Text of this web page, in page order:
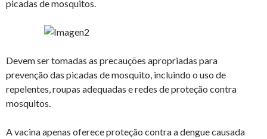
picadas de mosquitos.
Devem ser tomadas as precauções apropriadas para
prevenção das picadas de mosquito, incluindo o uso de
repelentes, roupas adequadas e redes de proteção contra
mosquitos.
A vacina apenas oferece proteção contra a dengue causada